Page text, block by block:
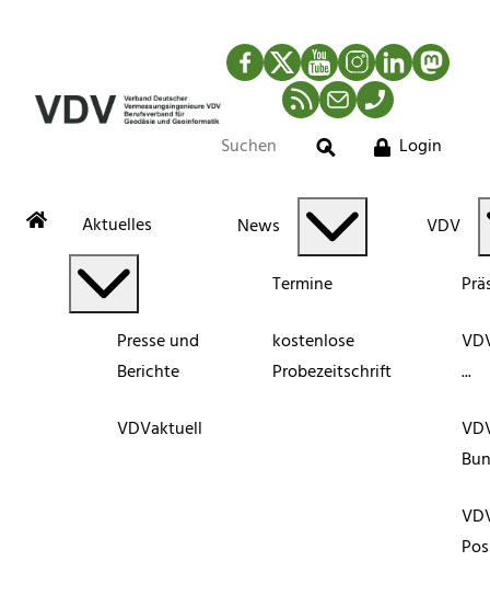
Facebook
TwitterYouTubeInstagram
LinkedIn
RSS-Newsfeed
MailTelefon
Suche
Login
Aktuelles
Presse und
Berichte
VDVaktuell
News
Termine
kostenlose
Probezeitschrift
VDV
...